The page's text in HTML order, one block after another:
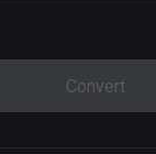
Convert